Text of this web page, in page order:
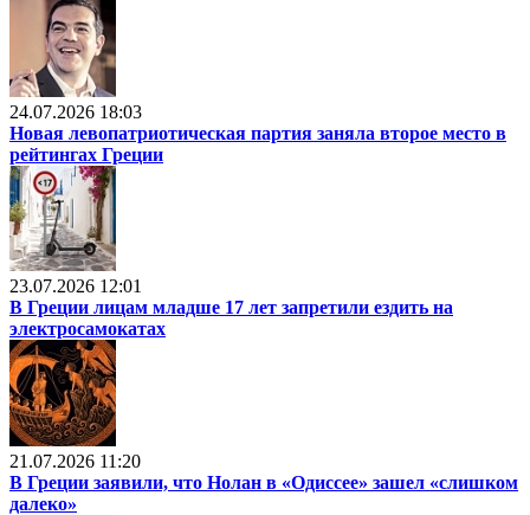
24.07.2026 18:03
Новая левопатриотическая партия заняла второе место в
рейтингах Греции
23.07.2026 12:01
В Греции лицам младше 17 лет запретили ездить на
электросамокатах
21.07.2026 11:20
В Греции заявили, что Нолан в «Одиссее» зашел «слишком
далеко»